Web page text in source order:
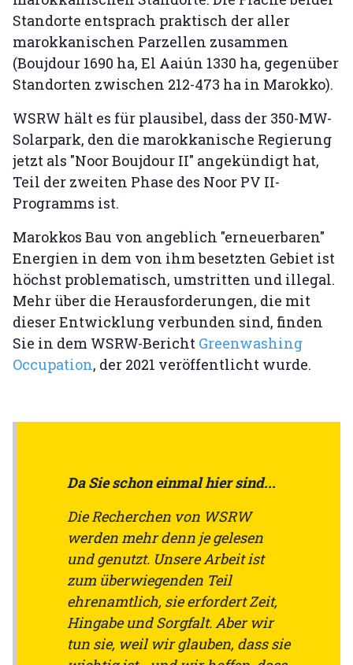
Standorte entsprach praktisch der aller
marokkanischen Parzellen zusammen
(Boujdour 1690 ha, El Aaiún 1330 ha, gegenüber
Standorten zwischen 212-473 ha in Marokko).
WSRW hält es für plausibel, dass der 350-MW-
Solarpark, den die marokkanische Regierung
jetzt als "Noor Boujdour II" angekündigt hat,
Teil der zweiten Phase des Noor PV II-
Programms ist.
Marokkos Bau von angeblich "erneuerbaren"
Energien in dem von ihm besetzten Gebiet ist
höchst problematisch, umstritten und illegal.
Mehr über die Herausforderungen, die mit
dieser Entwicklung verbunden sind, finden
Sie in dem WSRW-Bericht Greenwashing
Occupation, der 2021 veröffentlicht wurde.
Da Sie schon einmal hier sind...
Die Recherchen von WSRW
werden mehr denn je gelesen
und genutzt. Unsere Arbeit ist
zum überwiegenden Teil
ehrenamtlich, sie erfordert Zeit,
Hingabe und Sorgfalt. Aber wir
tun sie, weil wir glauben, dass sie